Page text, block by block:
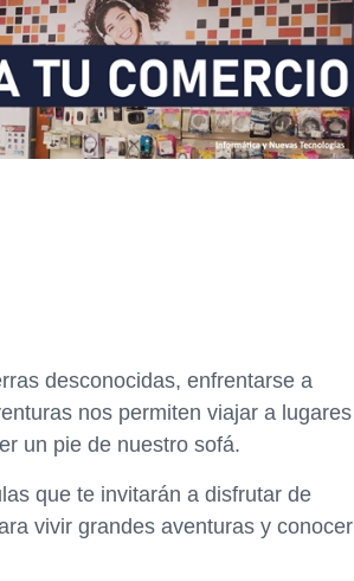
desconocidas, enfrentarse a
nos permiten viajar a lugares
un pie de nuestro sofá.
que te invitarán a disfrutar de
vivir grandes aventuras y conocer